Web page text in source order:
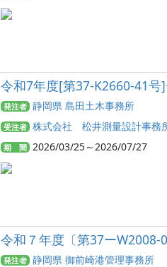
令和7年度[第37-K2660-41
発注者 静岡県 島田土木事務所
受注者 株式会社 松井測量設計事務
期 間 2026/03/25～2026/07/27
令和７年度〔第37ー
発注者 静岡県 御前崎港管理事務所